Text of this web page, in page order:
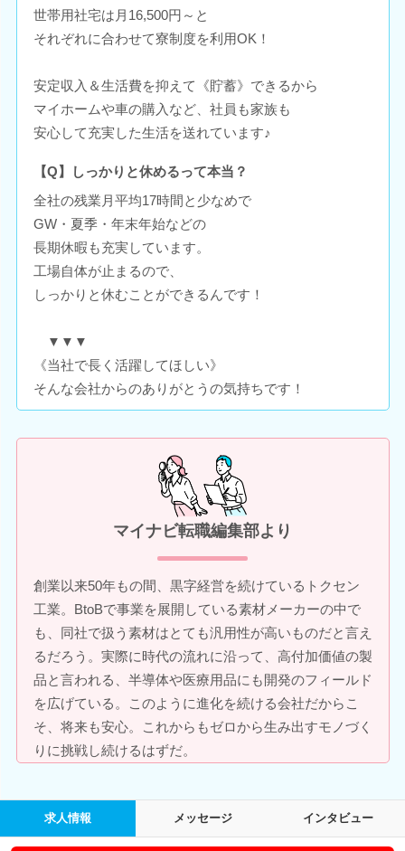
世帯用社宅は月16,500円～と
それぞれに合わせて寮制度を利用OK！
安定収入＆生活費を抑えて《貯蓄》できるから
マイホームや車の購入など、社員も家族も
安心して充実した生活を送れています♪
【Q】しっかりと休めるって本当？
全社の残業月平均17時間と少なめで
GW・夏季・年末年始などの
長期休暇も充実しています。
工場自体が止まるので、
しっかりと休むことができるんです！
▼▼▼
《当社で長く活躍してほしい》
そんな会社からのありがとうの気持ちです！
マイナビ転職編集部より
創業以来50年もの間、黒字経営を続けているトクセン
工業。BtoBで事業を展開している素材メーカーの中で
も、同社で扱う素材はとても汎用性が高いものだと言え
るだろう。実際に時代の流れに沿って、高付加価値の製
品と言われる、半導体や医療用品にも開発のフィールド
を広げている。このように進化を続ける会社だからこ
そ、将来も安心。これからもゼロから生み出すモノづく
りに挑戦し続けるはずだ。
求人情報 メッセージ インタビュー